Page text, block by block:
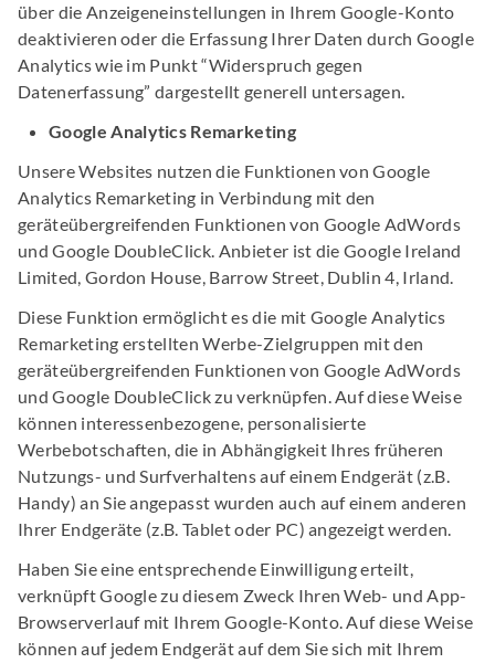
über die Anzeigeneinstellungen in Ihrem Google-Konto
deaktivieren oder die Erfassung Ihrer Daten durch Google
Analytics wie im Punkt “Widerspruch gegen
Datenerfassung” dargestellt generell untersagen.
Google Analytics Remarketing
Unsere Websites nutzen die Funktionen von Google
Analytics Remarketing in Verbindung mit den
geräteübergreifenden Funktionen von Google AdWords
und Google DoubleClick. Anbieter ist die Google Ireland
Limited, Gordon House, Barrow Street, Dublin 4, Irland.
Diese Funktion ermöglicht es die mit Google Analytics
Remarketing erstellten Werbe-Zielgruppen mit den
geräteübergreifenden Funktionen von Google AdWords
und Google DoubleClick zu verknüpfen. Auf diese Weise
können interessenbezogene, personalisierte
Werbebotschaften, die in Abhängigkeit Ihres früheren
Nutzungs- und Surfverhaltens auf einem Endgerät (z.B.
Handy) an Sie angepasst wurden auch auf einem anderen
Ihrer Endgeräte (z.B. Tablet oder PC) angezeigt werden.
Haben Sie eine entsprechende Einwilligung erteilt,
verknüpft Google zu diesem Zweck Ihren Web- und App-
Browserverlauf mit Ihrem Google-Konto. Auf diese Weise
können auf jedem Endgerät auf dem Sie sich mit Ihrem